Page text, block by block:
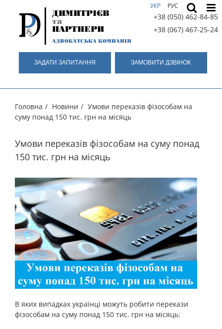
ДИМИТРІЄВ
та
ПАРТНЕРИ
АДВОКАТСЬКА КОМПАНІЯ
УКР РУС
+38 (050) 462-84-85
+38 (067) 467-25-24
ЗАДАТИ ЗАПИТАННЯ ЗАМОВИТИ ДЗВIНОК
Головна / Новини / Умови переказів фізособам на
суму понад 150 тис. грн на місяць
Умови переказів фізособам на суму понад
150 тис. грн на місяць
В яких випадках українці можуть робити перекази
фізособам на суму понад 150 тис. грн на місяць: